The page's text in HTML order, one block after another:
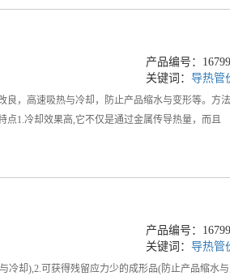
产品编号：
关键词： 导热管
良，高速吸热与冷却，防止产品缩水与变形等。
1.冷却效果高,它不仅是通过金属传导热量，而且
产品编号：
关键词： 导热管
冷却),2.可获得残留应力少的成形品(防止产品缩水